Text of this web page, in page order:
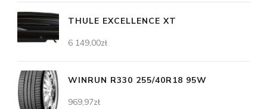
THULE EXCELLENCE XT
6 149,00zł
WINRUN R330 255/40R18 95W
969,97zł